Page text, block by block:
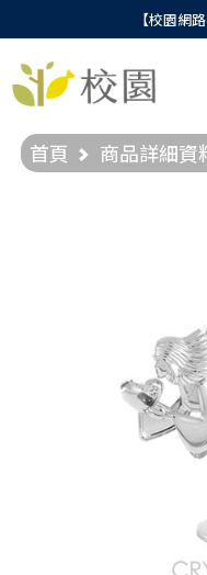
【校園網
首頁 商品詳細資